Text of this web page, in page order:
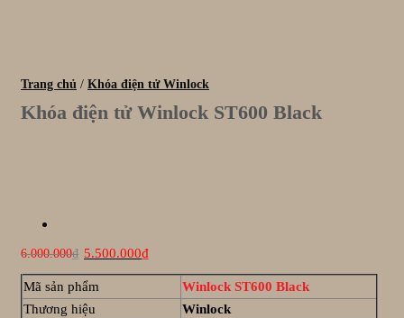
Trang chủ / Khóa điện tử Winlock
Khóa điện tử Winlock ST600 Black
6.000.000₫
Giá
gốc
là:
6.000.000₫.
5.500.000₫Giá
hiện
tại
5.500.000₫.
Mã sản phẩm
Winlock ST600 Black
Thương hiệu
Winlock